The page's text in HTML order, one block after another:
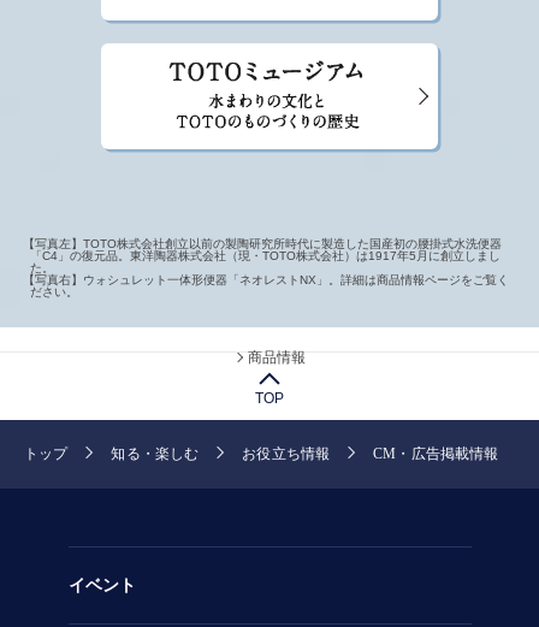
【写真左】TOTO株式会社創立以前の製陶研究所時代に製造した国産初の腰掛式水洗便器
「C4」の復元品。東洋陶器株式会社（現・TOTO株式会社）は1917年5月に創立しまし
た。
【写真右】ウォシュレット一体形便器「ネオレストNX」。詳細は商品情報ページをご覧く
ださい。
商品情報
TOP
トップ 知る・楽しむ お役立ち情報 CM・広告掲載情報
イベント